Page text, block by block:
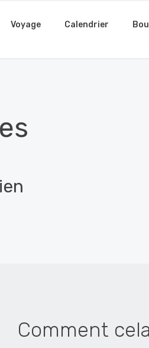
Voyage Calendrier
Comment